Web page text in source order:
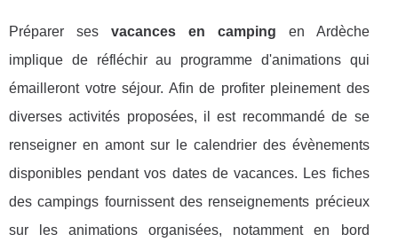
Préparer ses vacances en camping en Ardèche
implique de réfléchir au programme d'animations qui
émailleront votre séjour. Afin de profiter pleinement des
diverses activités proposées, il est recommandé de se
renseigner en amont sur le calendrier des évènements
disponibles pendant vos dates de vacances. Les fiches
des campings fournissent des renseignements précieux
sur les animations organisées, notamment en bord